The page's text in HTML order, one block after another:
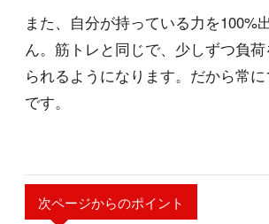
また、自分が持っている力を
ん。筋トレと同じで、少しずつ負
られるようになります。だから常
です。
次ページからのポイント